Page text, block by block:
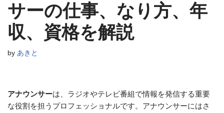
サーの仕事、なり方、年
収、資格を解説
by あきと
アナウンサーは、ラジオやテレビ番組で情報を発信する重要
な役割を担うプロフェッショナルです。アナウンサーにはさ